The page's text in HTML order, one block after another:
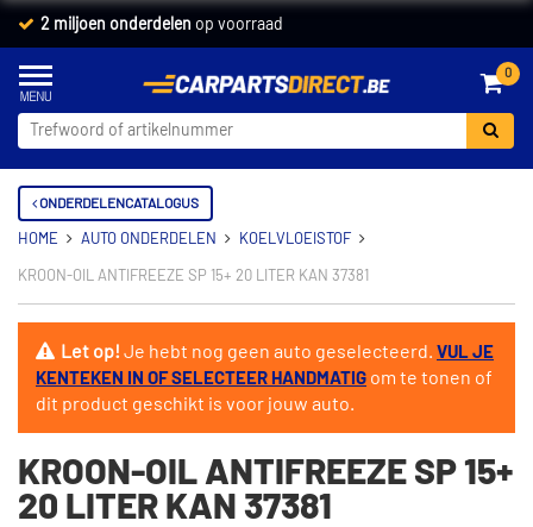
2 miljoen onderdelen op voorraad
0
ONDERDELENCATALOGUS
HOME AUTO ONDERDELEN KOELVLOEISTOF
KROON-OIL ANTIFREEZE SP 15+ 20 LITER KAN 37381
Let op!Je hebt nog geen auto geselecteerd. VUL JE
KENTEKEN IN OF SELECTEER HANDMATIG om te tonen of
dit product geschikt is voor jouw auto.
KROON-OIL ANTIFREEZE SP 15+
20 LITER KAN 37381